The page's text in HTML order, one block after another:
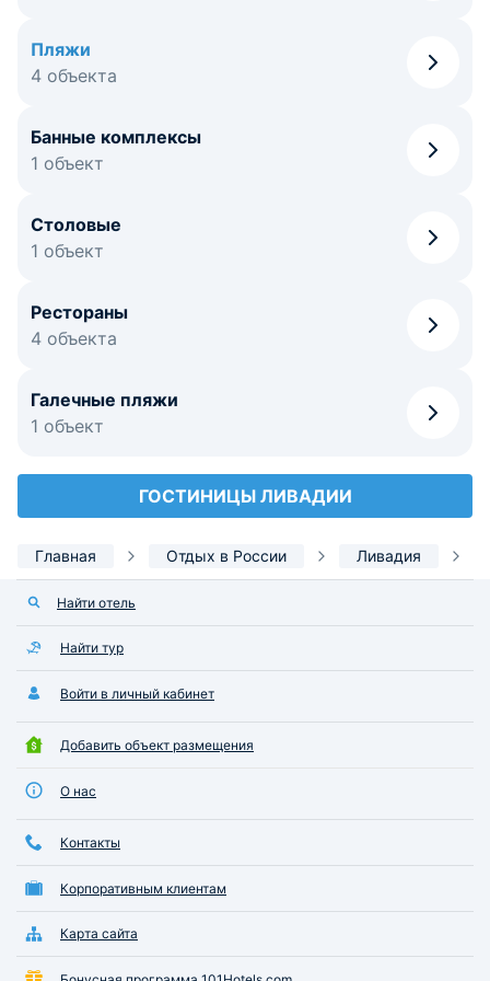
Пляжи
4 объекта
Банные комплексы
1 объект
Столовые
1 объект
Рестораны
4 объекта
Галечные пляжи
1 объект
ГОСТИНИЦЫ ЛИВАДИИ
Главная Отдых в России Ливадия
Найти отель
Найти тур
Войти в личный кабинет
Добавить объект размещения
О нас
Контакты
Корпоративным клиентам
Карта сайта